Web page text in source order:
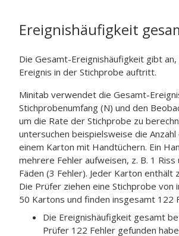
Ereignishäufigkeit
Die Gesamt-Ereignishäufigkeit gibt
Ereignis in der Stichprobe auftritt.
Minitab verwendet die Gesamt-
Stichprobenumfang (N) und den
um die Rate der Stichprobe zu
untersuchen beispielsweise die Anzahl
einem Karton mit Handtüchern. Ein
mehrere Fehler aufweisen, z. B. 1
Fäden (3 Fehler). Jeder Karton enthält
Die Prüfer ziehen eine Stichprobe von
50 Kartons und finden insgesamt 122
Die Ereignishäufigkeit gesamt
Prüfer 122 Fehler gefunden